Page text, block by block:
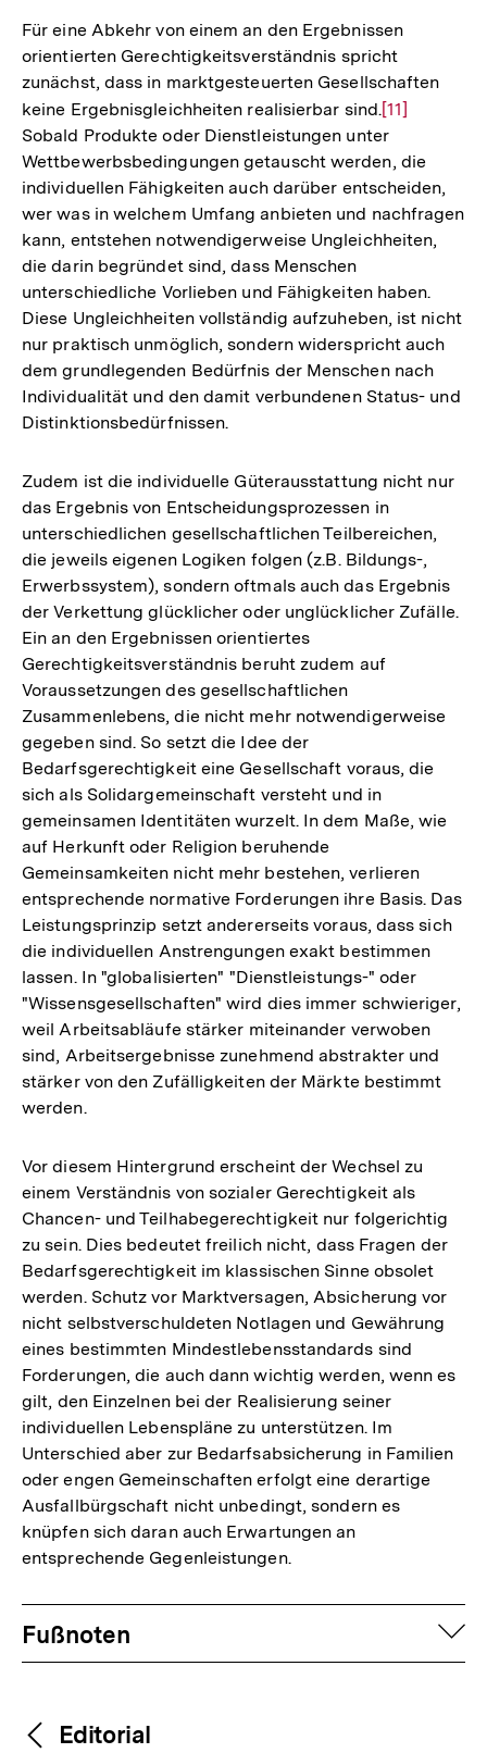
Für eine Abkehr von einem an den Ergebnissen
orientierten Gerechtigkeitsverständnis spricht
zunächst, dass in marktgesteuerten Gesellschaften
keine Ergebnisgleichheiten realisierbar sind.Zur
Auflösung
der
Fußnote
[11]
Sobald Produkte oder Dienstleistungen unter
Wettbewerbsbedingungen getauscht werden, die
individuellen Fähigkeiten auch darüber entscheiden,
wer was in welchem Umfang anbieten und nachfragen
kann, entstehen notwendigerweise Ungleichheiten,
die darin begründet sind, dass Menschen
unterschiedliche Vorlieben und Fähigkeiten haben.
Diese Ungleichheiten vollständig aufzuheben, ist nicht
nur praktisch unmöglich, sondern widerspricht auch
dem grundlegenden Bedürfnis der Menschen nach
Individualität und den damit verbundenen Status- und
Distinktionsbedürfnissen.
Zudem ist die individuelle Güterausstattung nicht nur
das Ergebnis von Entscheidungsprozessen in
unterschiedlichen gesellschaftlichen Teilbereichen,
die jeweils eigenen Logiken folgen (z.B. Bildungs-,
Erwerbssystem), sondern oftmals auch das Ergebnis
der Verkettung glücklicher oder unglücklicher Zufälle.
Ein an den Ergebnissen orientiertes
Gerechtigkeitsverständnis beruht zudem auf
Voraussetzungen des gesellschaftlichen
Zusammenlebens, die nicht mehr notwendigerweise
gegeben sind. So setzt die Idee der
Bedarfsgerechtigkeit eine Gesellschaft voraus, die
sich als Solidargemeinschaft versteht und in
gemeinsamen Identitäten wurzelt. In dem Maße, wie
auf Herkunft oder Religion beruhende
Gemeinsamkeiten nicht mehr bestehen, verlieren
entsprechende normative Forderungen ihre Basis. Das
Leistungsprinzip setzt andererseits voraus, dass sich
die individuellen Anstrengungen exakt bestimmen
lassen. In "globalisierten" "Dienstleistungs-" oder
"Wissensgesellschaften" wird dies immer schwieriger,
weil Arbeitsabläufe stärker miteinander verwoben
sind, Arbeitsergebnisse zunehmend abstrakter und
stärker von den Zufälligkeiten der Märkte bestimmt
werden.
Vor diesem Hintergrund erscheint der Wechsel zu
einem Verständnis von sozialer Gerechtigkeit als
Chancen- und Teilhabegerechtigkeit nur folgerichtig
zu sein. Dies bedeutet freilich nicht, dass Fragen der
Bedarfsgerechtigkeit im klassischen Sinne obsolet
werden. Schutz vor Marktversagen, Absicherung vor
nicht selbstverschuldeten Notlagen und Gewährung
eines bestimmten Mindestlebensstandards sind
Forderungen, die auch dann wichtig werden, wenn es
gilt, den Einzelnen bei der Realisierung seiner
individuellen Lebenspläne zu unterstützen. Im
Unterschied aber zur Bedarfsabsicherung in Familien
oder engen Gemeinschaften erfolgt eine derartige
Ausfallbürgschaft nicht unbedingt, sondern es
knüpfen sich daran auch Erwartungen an
entsprechende Gegenleistungen.
Fussnoten
Fußnoten
Inhaltsnavigation
Inhaltsnavigation
Editorial